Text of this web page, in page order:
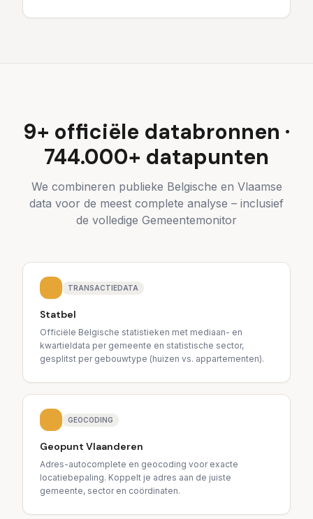
9+ officiële databronnen ·
744.000+ datapunten
We combineren publieke Belgische en Vlaamse
data voor de meest complete analyse – inclusief
de volledige Gemeentemonitor
TRANSACTIEDATA
Statbel
Officiële Belgische statistieken met mediaan- en
kwartieldata per gemeente en statistische sector,
gesplitst per gebouwtype (huizen vs. appartementen).
GEOCODING
Geopunt Vlaanderen
Adres-autocomplete en geocoding voor exacte
locatiebepaling. Koppelt je adres aan de juiste
gemeente, sector en coördinaten.